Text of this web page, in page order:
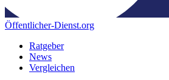
Öffentlicher-Dienst.org
Ratgeber
News
Vergleichen